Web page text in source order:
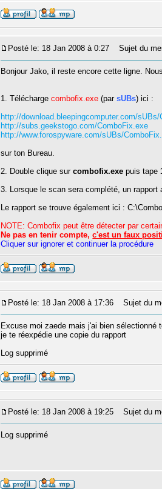
Posté le: 18 Jan 2008 à 0:27 Sujet du
Bonjour Jako, il reste encore cette ligne.
1. Téléchargecombofix.exe (parsUBs) ici :
http://download.bleepingcomputer.com/
http://subs.geekstogo.com/ComboFix.exe
http://www.forospyware.com/sUBs/
sur ton Bureau.
2. Double clique surcombofix.exe puis tape
3. Lorsque le scan sera complété, un
Le rapport se trouve également ici :
NOTE: Combofix peut être détecter par
Ne pas en tenir compte,c'est un faux
Cliquer sur ignorer et continuer la procédure
Posté le: 18 Jan 2008 à 17:36 Sujet du
Excuse moi zaede mais j'ai bien sélectionné
je te réexpédie une copie du rapport
Log supprimé
Posté le: 18 Jan 2008 à 19:25 Sujet du
Log supprimé